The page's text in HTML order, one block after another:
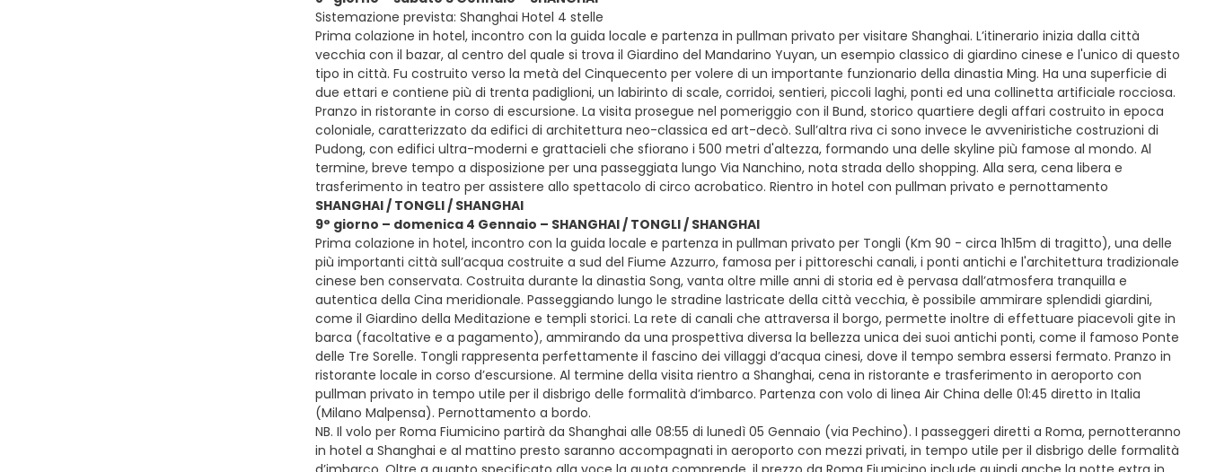
Sistemazione prevista: Shanghai Hotel 4 stelle
Prima colazione in hotel, incontro con la guida locale e partenza in pullman privato per visitare Shanghai. L’itinerario inizia dalla città
vecchia con il bazar, al centro del quale si trova il Giardino del Mandarino Yuyan, un esempio classico di giardino cinese e l'unico di questo
tipo in città. Fu costruito verso la metà del Cinquecento per volere di un importante funzionario della dinastia Ming. Ha una superficie di
due ettari e contiene più di trenta padiglioni, un labirinto di scale, corridoi, sentieri, piccoli laghi, ponti ed una collinetta artificiale rocciosa.
Pranzo in ristorante in corso di escursione. La visita prosegue nel pomeriggio con il Bund, storico quartiere degli affari costruito in epoca
coloniale, caratterizzato da edifici di architettura neo-classica ed art-decò. Sull’altra riva ci sono invece le avveniristiche costruzioni di
Pudong, con edifici ultra-moderni e grattacieli che sfiorano i 500 metri d'altezza, formando una delle skyline più famose al mondo. Al
termine, breve tempo a disposizione per una passeggiata lungo Via Nanchino, nota strada dello shopping. Alla sera, cena libera e
trasferimento in teatro per assistere allo spettacolo di circo acrobatico. Rientro in hotel con pullman privato e pernottamento
SHANGHAI / TONGLI / SHANGHAI
9° giorno – domenica 4 Gennaio – SHANGHAI / TONGLI / SHANGHAI
Prima colazione in hotel, incontro con la guida locale e partenza in pullman privato per Tongli (Km 90 - circa 1h15m di tragitto), una delle
più importanti città sull’acqua costruite a sud del Fiume Azzurro, famosa per i pittoreschi canali, i ponti antichi e l'architettura tradizionale
cinese ben conservata. Costruita durante la dinastia Song, vanta oltre mille anni di storia ed è pervasa dall’atmosfera tranquilla e
autentica della Cina meridionale. Passeggiando lungo le stradine lastricate della città vecchia, è possibile ammirare splendidi giardini,
come il Giardino della Meditazione e templi storici. La rete di canali che attraversa il borgo, permette inoltre di effettuare piacevoli gite in
barca (facoltative e a pagamento), ammirando da una prospettiva diversa la bellezza unica dei suoi antichi ponti, come il famoso Ponte
delle Tre Sorelle. Tongli rappresenta perfettamente il fascino dei villaggi d’acqua cinesi, dove il tempo sembra essersi fermato. Pranzo in
ristorante locale in corso d’escursione. Al termine della visita rientro a Shanghai, cena in ristorante e trasferimento in aeroporto con
pullman privato in tempo utile per il disbrigo delle formalità d’imbarco. Partenza con volo di linea Air China delle 01:45 diretto in Italia
(Milano Malpensa). Pernottamento a bordo.
NB. Il volo per Roma Fiumicino partirà da Shanghai alle 08:55 di lunedì 05 Gennaio (via Pechino). I passeggeri diretti a Roma, pernotteranno
in hotel a Shanghai e al mattino presto saranno accompagnati in aeroporto con mezzi privati, in tempo utile per il disbrigo delle formalità